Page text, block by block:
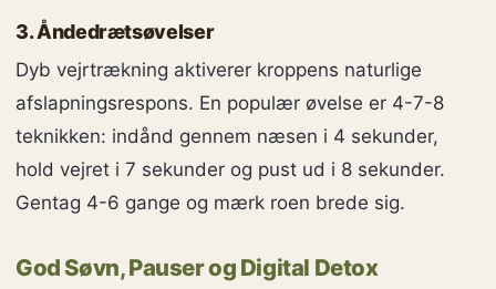
3. Åndedrætsøvelser
Dyb vejrtrækning aktiverer kroppens naturlige
afslapningsrespons. En populær øvelse er 4-7-8
teknikken: indånd gennem næsen i 4 sekunder,
hold vejret i 7 sekunder og pust ud i 8 sekunder.
Gentag 4-6 gange og mærk roen brede sig.
God Søvn, Pauser og Digital Detox